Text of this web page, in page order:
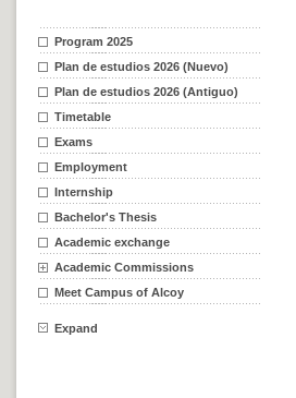
Program 2025
Plan de estudios 2026 (Nuevo)
Plan de estudios 2026 (Antiguo)
Timetable
Exams
Employment
Internship
Bachelor's Thesis
Academic exchange
Academic Commissions
Meet Campus of Alcoy
Expand